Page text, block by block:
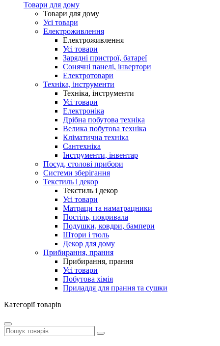
Товари для дому
Товари для дому
Усі товари
Електроживлення
Електроживлення
Усі товари
Зарядні пристрої, батареї
Сонячні панелі, інвертори
Електротовари
Техніка, інструменти
Техніка, інструменти
Усі товари
Електроніка
Дрібна побутова техніка
Велика побутова техніка
Кліматична техніка
Сантехніка
Інструменти, інвентар
Посуд, столові прибори
Системи зберігання
Текстиль і декор
Текстиль і декор
Усі товари
Матраци та наматрацники
Постіль, покривала
Подушки, ковдри, бампери
Штори і тюль
Декор для дому
Прибирання, прання
Прибирання, прання
Усі товари
Побутова хімія
Приладдя для прання та сушки
Категорії товарів